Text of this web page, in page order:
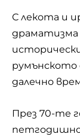
С лекота и
драматизма
далечно
През 70-те
петгодишно